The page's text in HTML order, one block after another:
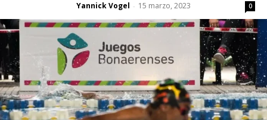
Yannick Vogel - 15 marzo, 2023 0